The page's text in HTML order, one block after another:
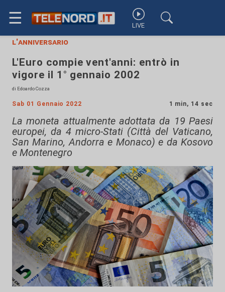
☰ LIVE
l'anniversario
L'Euro compie vent'anni: entrò in
vigore il 1° gennaio 2002
di Edoardo Cozza
Sab 01 Gennaio 2022 1 min, 14 sec
La moneta attualmente adottata da 19 Paesi
europei, da 4 micro-Stati (Città del Vaticano,
San Marino, Andorra e Monaco) e da Kosovo
e Montenegro